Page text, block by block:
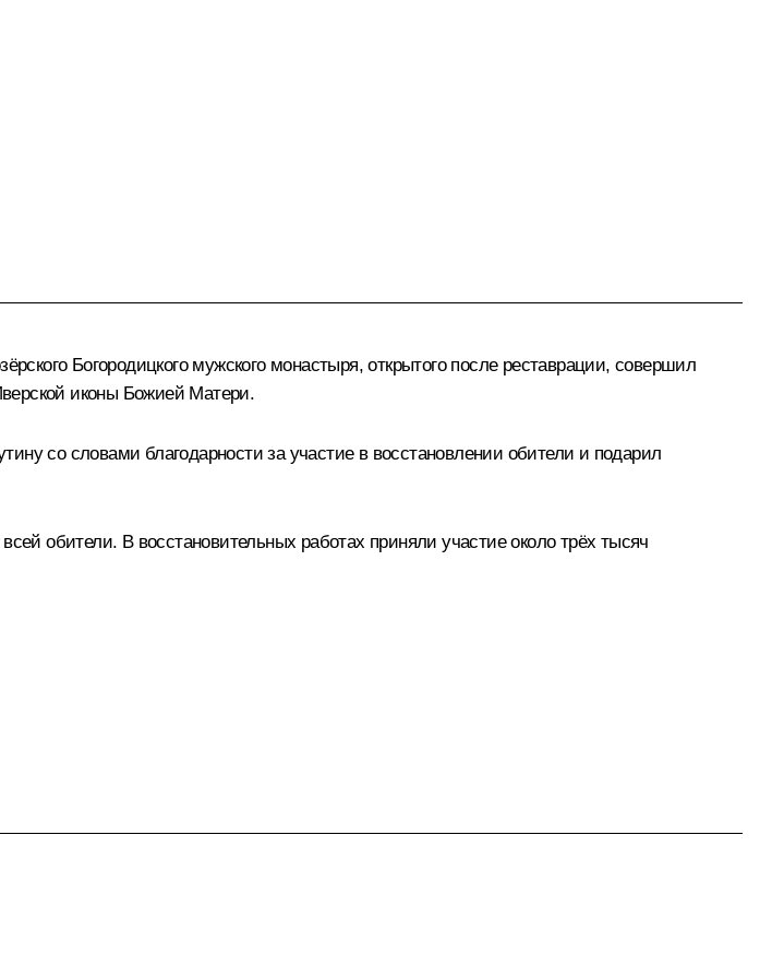
Богородицкого мужского монастыря, открытого после реставрации, совершил
иконы Божией Матери.
со словами благодарности за участие в восстановлении обители и подарил
обители. В восстановительных работах приняли участие около трёх тысяч